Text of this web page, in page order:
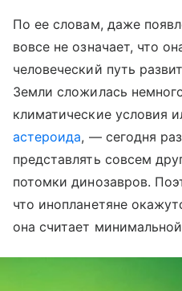
По ее словам, даже
вовсе не означает, что
человеческий путь
Земли сложилась
климатические условия
астероида, — сегодня
представлять совсем
потомки динозавров.
что инопланетяне
она считает